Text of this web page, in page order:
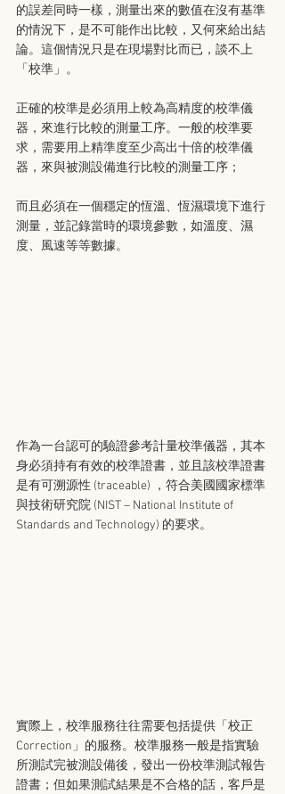
的誤差同時一樣，測量出來的數值在沒有基準
的情況下，是不可能作出比較，又何來給出結
論。這個情況只是在現場對比而已，談不上
「校準」。
正確的校準是必須用上較為高精度的校準儀
器，來進行比較的測量工序。一般的校準要
求，需要用上精準度至少高出十倍的校準儀
器，來與被測設備進行比較的測量工序；
而且必須在一個穩定的恆溫、恆濕環境下進行
測量，並記錄當時的環境參數，如溫度、濕
度、風速等等數據。
作為一台認可的驗證參考計量校準儀器，其本
身必須持有有效的校準證書，並且該校準證書
是有可溯源性 (traceable) ，符合美國國家標準
與技術研究院 (NIST – National Institute of
Standards and Technology) 的要求。
實際上，校準服務往往需要包括提供「校正
Correction」的服務。校準服務一般是指實驗
所測試完被測設備後，發出一份校準測試報告
證書；但如果測試結果是不合格的話，客戶是